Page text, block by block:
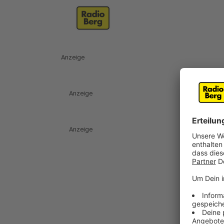
Anzeige
Anzeige
Anzeige